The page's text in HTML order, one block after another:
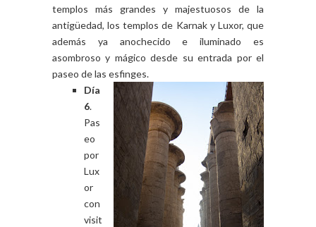
templos más grandes y majestuosos de la
antigüedad, los templos de Karnak y Luxor, que
además ya anochecido e iluminado es
asombroso y mágico desde su entrada por el
paseo de las esfinges.
Día
6.
Pas
eo
por
Lux
or
con
visit